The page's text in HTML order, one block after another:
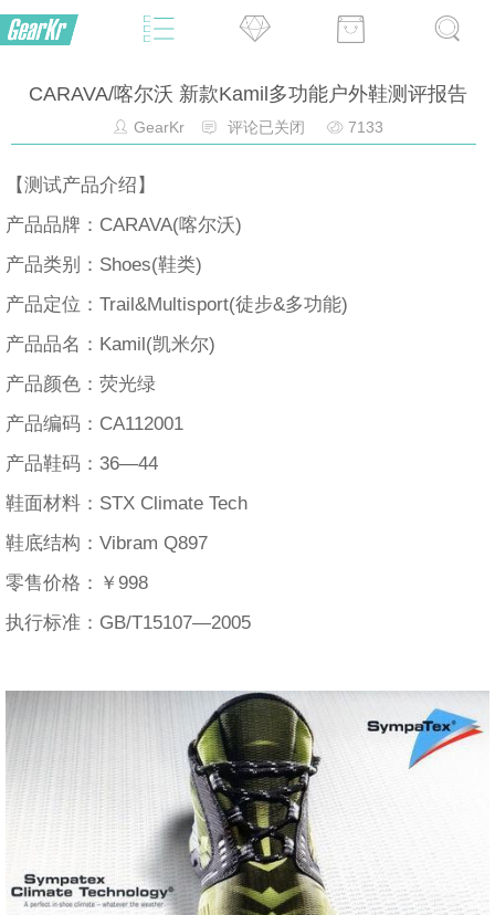
CARAVA/喀尔沃 新款Kamil多功能户外鞋测评报告
GearKr 评论已关闭 7133
【测试产品介绍】
产品品牌：CARAVA(喀尔沃)
产品类别：Shoes(鞋类)
产品定位：Trail&Multisport(徒步&多功能)
产品品名：Kamil(凯米尔)
产品颜色：荧光绿
产品编码：CA112001
产品鞋码：36—44
鞋面材料：STX Climate Tech
鞋底结构：Vibram Q897
零售价格：￥998
执行标准：GB/T15107—2005